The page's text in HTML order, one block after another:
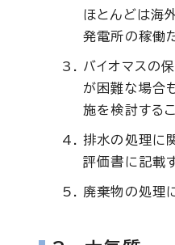
ほとんどは海
発電所の稼働
バイオマスの
が困難な場合
施を検討するこ
排水の処理に
評価書に記載
廃棄物の処理